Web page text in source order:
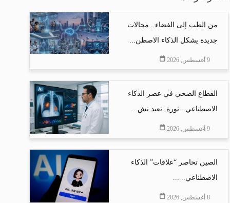
من الطب إلى الفضاء.. مجالات
جديدة يشكل الذكاء الاصطن...
9 أغسطس, 2026
القطاع الصحي في عصر الذكاء
الاصطناعي.. ثورة تعيد تش...
9 أغسطس, 2026
الصين تحاصر “علاقات” الذكاء
الاصطناعي.. ...
8 أغسطس, 2026